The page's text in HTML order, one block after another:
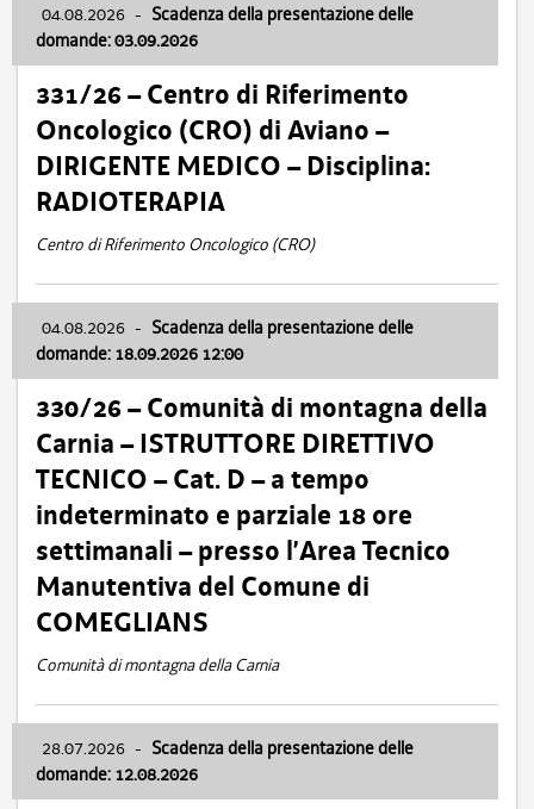
04.08.2026 - Scadenza della presentazione delle
domande: 03.09.2026
331/26 – Centro di Riferimento
Oncologico (CRO) di Aviano –
DIRIGENTE MEDICO – Disciplina:
RADIOTERAPIA
Centro di Riferimento Oncologico (CRO)
04.08.2026 - Scadenza della presentazione delle
domande: 18.09.2026 12:00
330/26 – Comunità di montagna della
Carnia – ISTRUTTORE DIRETTIVO
TECNICO – Cat. D – a tempo
indeterminato e parziale 18 ore
settimanali – presso l’Area Tecnico
Manutentiva del Comune di
COMEGLIANS
Comunità di montagna della Carnia
28.07.2026 - Scadenza della presentazione delle
domande: 12.08.2026